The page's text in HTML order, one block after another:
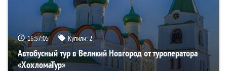
16:57:04 Купили:2
Автобусный тур в Великий Новгород от туроператора
«ХохломаТур»